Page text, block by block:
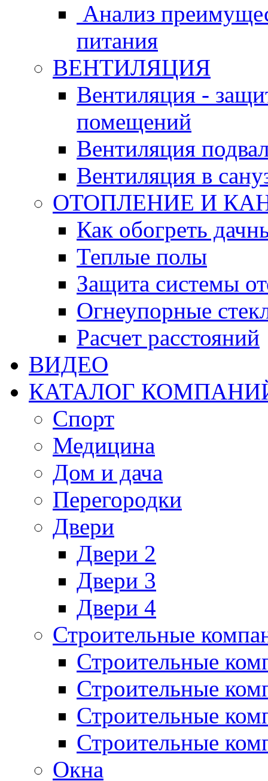
Анализ
питания
ВЕНТИЛЯЦИЯ
Вентиляция -
помещений
Вентиляция
Вентиляция в
ОТОПЛЕНИЕ И
Как обогреть
Теплые полы
Защита системы
Огнеупорные
Расчет расстояний
ВИДЕО
КАТАЛОГ
Спорт
Медицина
Дом и дача
Перегородки
Двери
Двери 2
Двери 3
Двери 4
Строительные
Строительные
Строительные
Строительные
Строительные
Окна